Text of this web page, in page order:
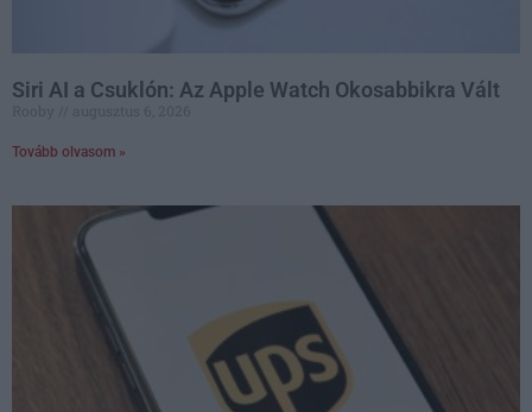
Siri AI a Csuklón: Az Apple Watch Okosabbikra Vált
Tovább olvasom »